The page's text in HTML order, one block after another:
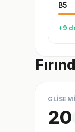
B5
+9
20